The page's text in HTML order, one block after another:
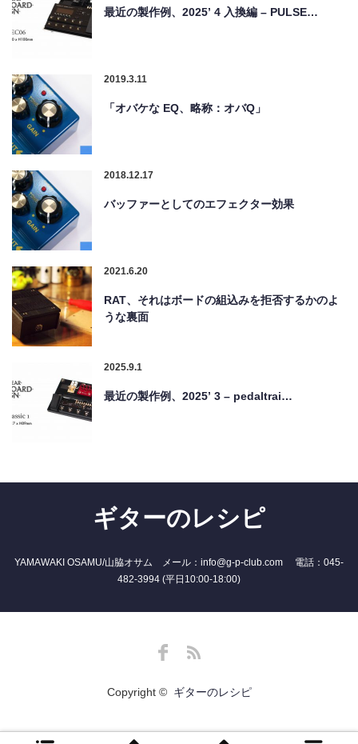
最近の製作例、2025’ 4 入換編 – PULSE…
2019.3.11
「オバケな EQ、略称：オバQ」
2018.12.17
バッファーとしてのエフェクター効果
2021.6.20
RAT、それはボードの組込みを拒否するかのよ
うな裏面
2025.9.1
最近の製作例、2025’ 3 – pedaltrai…
ギターのレシピ
YAMAWAKI OSAMU/山脇オサム メール：info@g-p-club.com 電話：045-
482-3994 (平日10:00-18:00)
Copyright © ギターのレシピ